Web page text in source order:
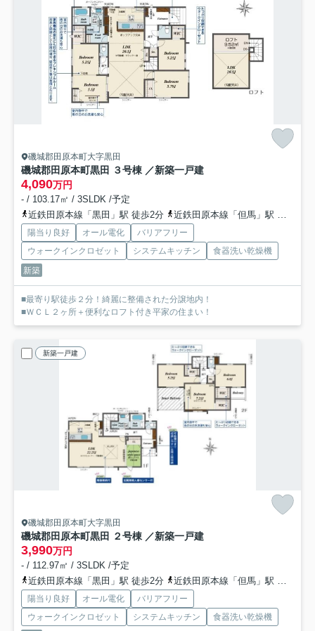
磯城郡田原本町大字黒田
磯城郡田原本町黒田 ３号棟 ／新築一戸建
4,090万円
- / 103.17㎡ / 3SLDK /予定
近鉄田原本線「黒田」駅 徒歩2分
近鉄田原本線「但馬」駅 徒歩14分
陽当り良好 オール電化
バリアフリー
ウォークインクロゼット
システムキッチン
食器洗い乾燥機
新築
■最寄り駅徒歩２分！綺麗に整備された分譲地内！
■ＷＣＬ２ヶ所＋便利なロフト付き平家の住まい！
新築一戸建
磯城郡田原本町大字黒田
磯城郡田原本町黒田 ２号棟 ／新築一戸建
3,990万円
- / 112.97㎡ / 3SLDK /予定
近鉄田原本線「黒田」駅 徒歩2分
近鉄田原本線「但馬」駅 徒歩14分
陽当り良好 オール電化
バリアフリー
ウォークインクロゼット
システムキッチン
食器洗い乾燥機